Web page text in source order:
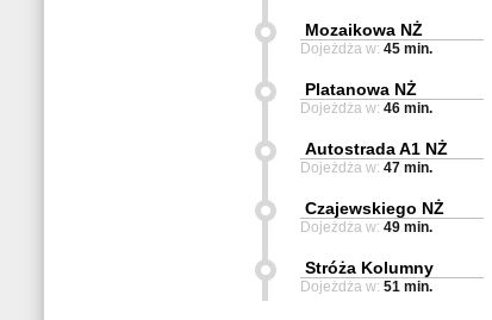
Mozaikowa NŻ
Dojeżdża w: 45 min.
Platanowa NŻ
Dojeżdża w: 46 min.
Autostrada A1 NŻ
Dojeżdża w: 47 min.
Czajewskiego NŻ
Dojeżdża w: 49 min.
Stróża Kolumny
Dojeżdża w: 51 min.